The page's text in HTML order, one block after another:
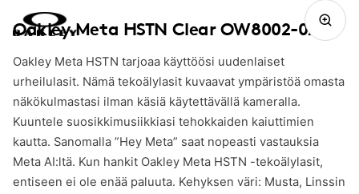
Oakley Meta HSTN Clear OW8002-0751
Oakley Meta HSTN tarjoaa käyttöösi uudenlaiset
urheilulasit. Nämä tekoälylasit kuvaavat ympäristöä omasta
näkökulmastasi ilman käsiä käytettävällä kameralla.
Kuuntele suosikkimusiikkiasi tehokkaiden kaiuttimien
kautta. Sanomalla ”Hey Meta” saat nopeasti vastauksia
Meta AI:ltä. Kun hankit Oakley Meta HSTN -tekoälylasit,
entiseen ei ole enää paluuta. Kehyksen väri: Musta, Linssin